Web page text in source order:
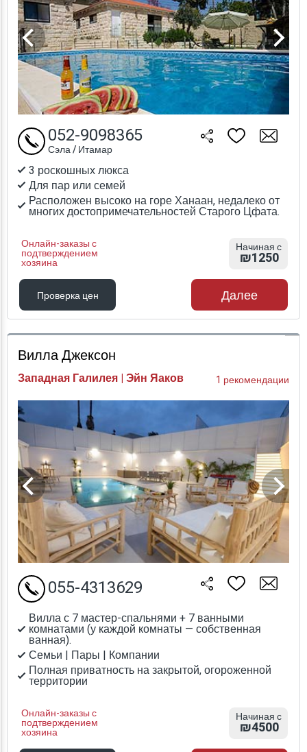
3 роскошных люкса
Для пар или семей
Расположен высоко на горе Ханаан, недалеко от
многих достопримечательностей Старого Цфата.
Онлайн-заказы с
подтверждением
хозяина
052-9098365
Сэла / Итамар
Начиная с
₪1250
Проверка цен
Проверка цен
Далее
Вилла Джексон
Западная Галилея | Эйн Яаков 1 рекомендации
Вилла с 7 мастер-спальнями + 7 ванными
комнатами (у каждой комнаты — собственная
ванная).
Семьи | Пары | Компании
Полная приватность на закрытой, огороженной
территории
Онлайн-заказы с
подтверждением
хозяина
055-4313629
Начиная с
₪4500